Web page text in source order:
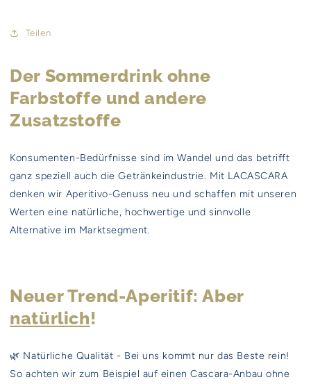
Teilen
Der Sommerdrink ohne
Farbstoffe und andere
Zusatzstoffe
Konsumenten-Bedürfnisse sind im Wandel und das betrifft
ganz speziell auch die Getränkeindustrie. Mit LACASCARA
denken wir Aperitivo-Genuss neu und schaffen mit unseren
Werten eine natürliche, hochwertige und sinnvolle
Alternative im Marktsegment.
Neuer Trend-Aperitif: Aber
natürlich!
🌿 Natürliche Qualität - Bei uns kommt nur das Beste rein!
So achten wir zum Beispiel auf einen Cascara-Anbau ohne